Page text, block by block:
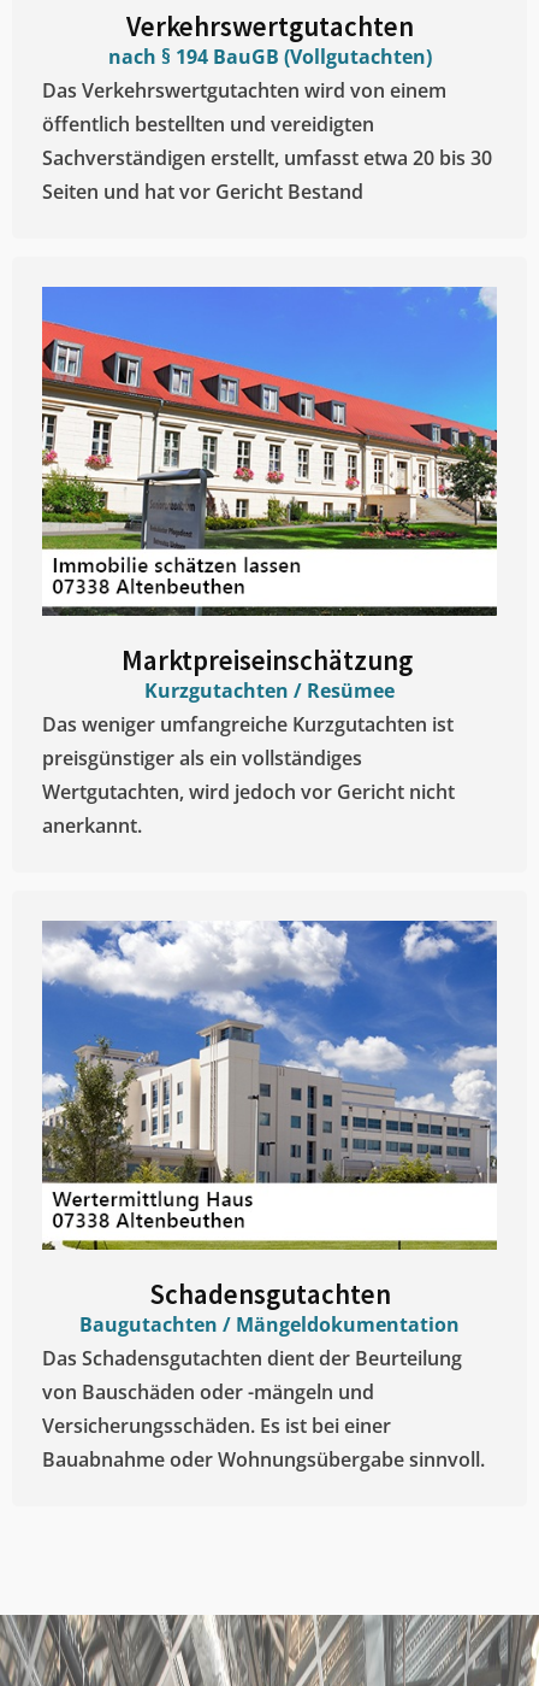
Verkehrswertgutachten
nach § 194 BauGB (Vollgutachten)
Das Verkehrswertgutachten wird von einem
öffentlich bestellten und vereidigten
Sachverständigen erstellt, umfasst etwa 20 bis 30
Seiten und hat vor Gericht Bestand
Marktpreiseinschätzung ​
Kurzgutachten / Resümee
Das weniger umfangreiche Kurzgutachten ist
preisgünstiger als ein vollständiges
Wertgutachten, wird jedoch vor Gericht nicht
anerkannt.
Schadensgutachten
Baugutachten / Mängeldokumentation
Das Schadensgutachten dient der Beurteilung
von Bauschäden oder -mängeln und
Versicherungsschäden. Es ist bei einer
Bauabnahme oder Wohnungsübergabe sinnvoll.